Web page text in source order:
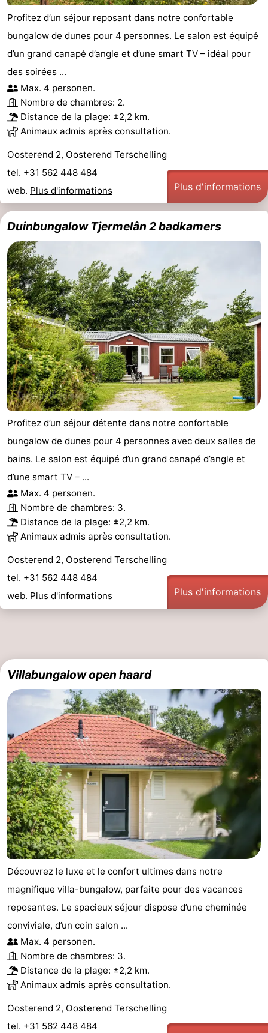
Profitez d’un séjour reposant dans notre confortable
bungalow de dunes pour 4 personnes. Le salon est équipé
d’un grand canapé d’angle et d’une smart TV – idéal pour
des soirées ...
Max. 4 personen.
Nombre de chambres: 2.
Distance de la plage: ±2,2 km.
Animaux admis après consultation.
Oosterend 2, Oosterend Terschelling
tel. +31 562 448 484
web. Plus d'informations Plus d'informations
Duinbungalow Tjermelân 2 badkamers
Profitez d’un séjour détente dans notre confortable
bungalow de dunes pour 4 personnes avec deux salles de
bains. Le salon est équipé d’un grand canapé d’angle et
d’une smart TV – ...
Max. 4 personen.
Nombre de chambres: 3.
Distance de la plage: ±2,2 km.
Animaux admis après consultation.
Oosterend 2, Oosterend Terschelling
tel. +31 562 448 484
web. Plus d'informations Plus d'informations
Villabungalow open haard
Découvrez le luxe et le confort ultimes dans notre
magnifique villa-bungalow, parfaite pour des vacances
reposantes. Le spacieux séjour dispose d’une cheminée
conviviale, d’un coin salon ...
Max. 4 personen.
Nombre de chambres: 3.
Distance de la plage: ±2,2 km.
Animaux admis après consultation.
Oosterend 2, Oosterend Terschelling
tel. +31 562 448 484